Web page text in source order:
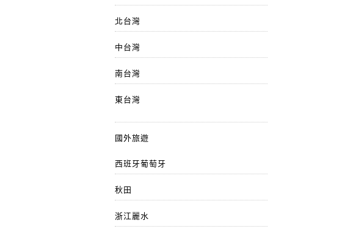
北台灣
中台灣
南台灣
東台灣
國外旅遊
西班牙葡萄牙
秋田
浙江麗水